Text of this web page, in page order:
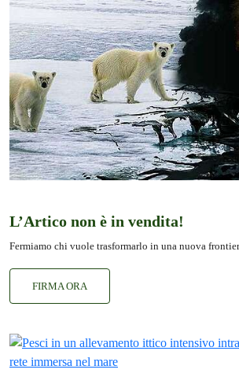
L’Artico non è in vendita!
Fermiamo chi vuole trasformarlo in una nuova
FIRMA ORA